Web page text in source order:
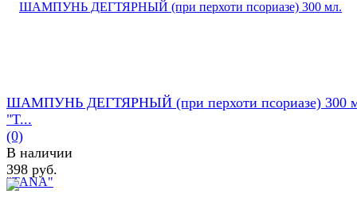
ШАМПУНЬ ДЕГТЯРНЫЙ (при перхоти псориазе) 300
"T...
(0)
В наличии
398 руб.